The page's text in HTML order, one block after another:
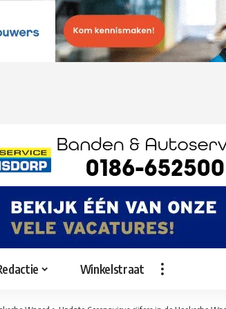
Winkelstraat